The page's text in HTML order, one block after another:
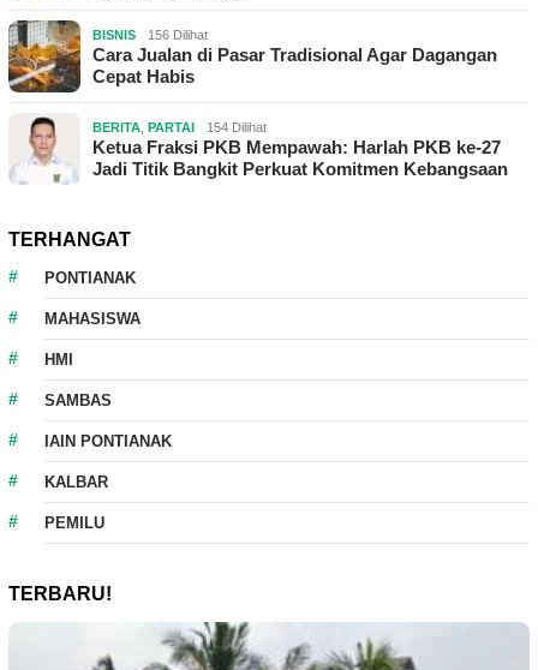
BISNIS 156 Dilihat
Cara Jualan di Pasar Tradisional Agar Dagangan
Cepat Habis
BERITA PARTAI 154 Dilihat
Ketua Fraksi PKB Mempawah: Harlah PKB ke-27
Jadi Titik Bangkit Perkuat Komitmen Kebangsaan
TERHANGAT
PONTIANAK
MAHASISWA
HMI
SAMBAS
IAIN PONTIANAK
KALBAR
PEMILU
TERBARU!